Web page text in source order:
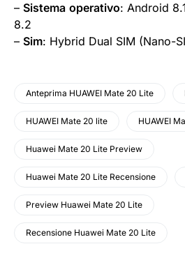
– Sistema operativo: Android
8.2
– Sim: Hybrid Dual SIM (Nano-
Anteprima HUAWEI Mate 20 Lite
HUAWEI Mate 20 lite HUAWEI
Huawei Mate 20 Lite Preview
Huawei Mate 20 Lite Recensione
Preview Huawei Mate 20 Lite
Recensione Huawei Mate 20 Lite